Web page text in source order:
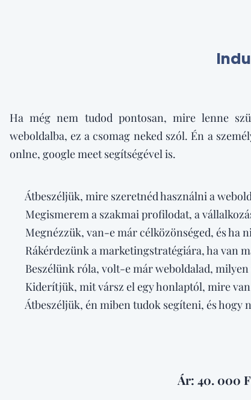
Ha még nem tudod pontosan, mire lenne
weboldalba, ez a csomag neked szól. Én a
onlne, google meet segítségével is.
✔️ Átbeszéljük, mire szeretnéd használni a
✔️ Megismerem a szakmai profilodat, a
✔️ Megnézzük, van-e már célközönséged, és ha
✔️ Rákérdezünk a marketingstratégiára, ha van
✔️ Beszélünk róla, volt-e már weboldalad,
✔️ Kiderítjük, mit vársz el egy honlaptól, mire
✔️ Átbeszéljük, én miben tudok segíteni, és hogy
Ár: 40. 000